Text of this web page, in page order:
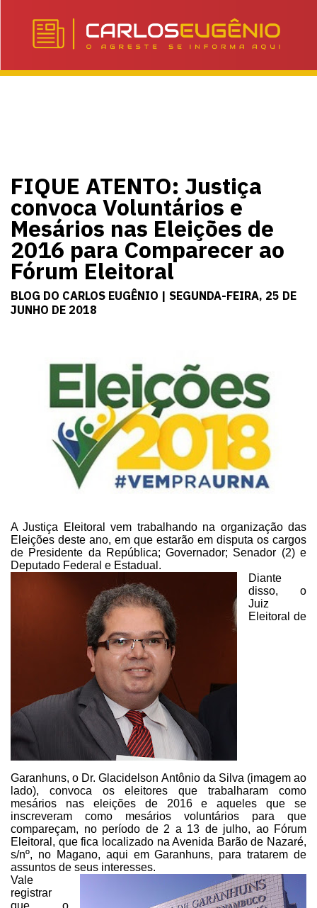
FIQUE ATENTO: Justiça
convoca Voluntários e
Mesários nas Eleições de
2016 para Comparecer ao
Fórum Eleitoral
BLOG DO CARLOS EUGÊNIO | SEGUNDA-FEIRA, 25 DE
JUNHO DE 2018
A Justiça Eleitoral vem trabalhando na organização das
Eleições deste ano, em que estarão em disputa os cargos
de Presidente da República; Governador; Senador (2) e
Deputado Federal e Estadual.
Diante
disso, o
Juiz
Eleitoral de
Garanhuns, o Dr. Glacidelson Antônio da Silva (imagem ao
lado), convoca os eleitores que trabalharam como
mesários nas eleições de 2016 e aqueles que se
inscreveram como mesários voluntários para que
compareçam, no período de 2 a 13 de julho, aoFórum
Eleitoral, que fica localizado na Avenida Barão de Nazaré,
s/nº, no Magano, aqui em Garanhuns, para tratarem de
assuntos de seus interesses.
Vale
registrar
que o